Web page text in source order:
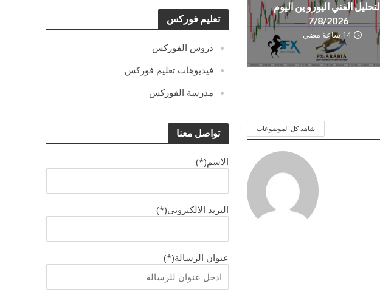
تعليم فوركس
دروس الفوركس
فيديوهات تعليم فوركس
مدرسة الفوركس
تواصل معنا
الاسم(*)
البريد الالكترونى(*)
عنوان الرسالة(*)
التحليل الفني اليورو ين اليوم
7/8/2026
14 ساعة مضى
شاهد كل الموضوعات